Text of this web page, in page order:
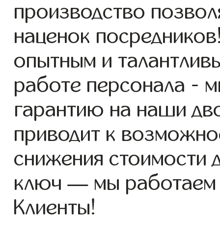
производство
наценок
опытным и
работе персонала -
гарантию на наши
приводит к
снижения стоимости
ключ — мы
Клиенты!